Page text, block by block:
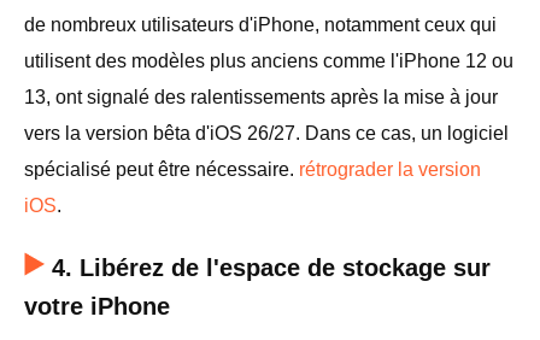
de nombreux utilisateurs d'iPhone, notamment ceux qui
utilisent des modèles plus anciens comme l'iPhone 12 ou
13, ont signalé des ralentissements après la mise à jour
vers la version bêta d'iOS 26/27. Dans ce cas, un logiciel
spécialisé peut être nécessaire. rétrograder la version
iOS.
4. Libérez de l'espace de stockage sur
votre iPhone